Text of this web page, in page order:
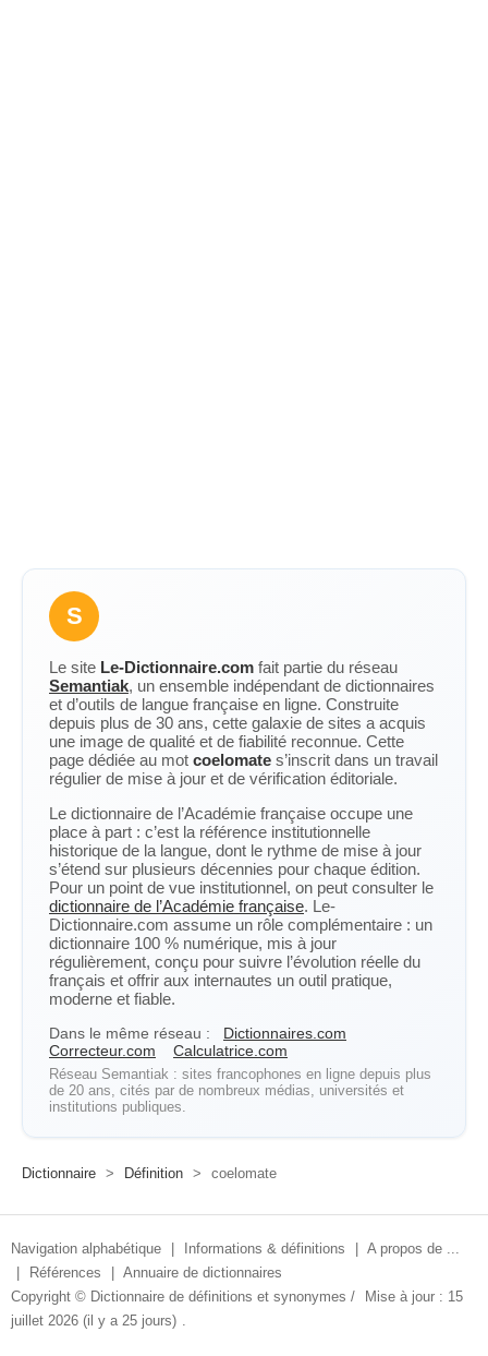
S
Le site Le-Dictionnaire.com fait partie du réseau
Semantiak, un ensemble indépendant de dictionnaires
et d’outils de langue française en ligne. Construite
depuis plus de 30 ans, cette galaxie de sites a acquis
une image de qualité et de fiabilité reconnue. Cette
page dédiée au mot coelomate s’inscrit dans un travail
régulier de mise à jour et de vérification éditoriale.
Le dictionnaire de l’Académie française occupe une
place à part : c’est la référence institutionnelle
historique de la langue, dont le rythme de mise à jour
s’étend sur plusieurs décennies pour chaque édition.
Pour un point de vue institutionnel, on peut consulter le
dictionnaire de l’Académie française. Le-
Dictionnaire.com assume un rôle complémentaire : un
dictionnaire 100 % numérique, mis à jour
régulièrement, conçu pour suivre l’évolution réelle du
français et offrir aux internautes un outil pratique,
moderne et fiable.
Dans le même réseau :
Dictionnaires.com
Correcteur.com
Calculatrice.com
Réseau Semantiak : sites francophones en ligne depuis plus
de 20 ans, cités par de nombreux médias, universités et
institutions publiques.
Dictionnaire > Définition > coelomate
Navigation alphabétique Informations & définitions
A propos de ...
Références
Annuaire de dictionnaires
Copyright © Dictionnaire de définitions et synonymes /
Mise à jour : 15
juillet 2026 (il y a 25 jours) .